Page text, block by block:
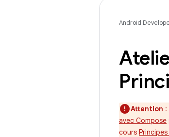
Android
Attention :
avec Compose
cours